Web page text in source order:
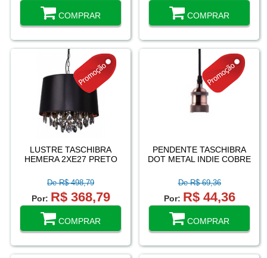
COMPRAR COMPRAR
LUSTRE TASCHIBRA
HEMERA 2XE27 PRETO
De R$ 498,79
Por: R$ 368,79
COMPRAR
PENDENTE TASCHIBRA
DOT METAL INDIE COBRE
De R$ 69,36
Por: R$ 44,36
COMPRAR